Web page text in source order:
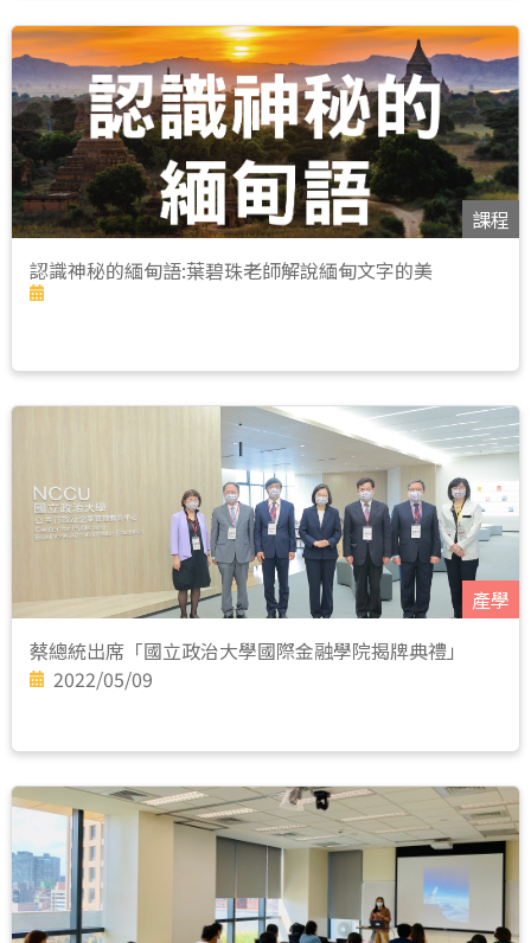
課程
認識神秘的緬甸語:葉碧珠老師解說緬甸文字的美
產學
蔡總統出席「國立政治大學國際金融學院揭牌典禮」
2022/05/09